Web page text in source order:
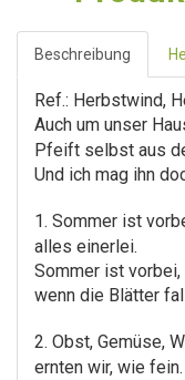
Beschreibung
Ref.: Herbstwind,
Auch um unser
Pfeift selbst aus
Und ich mag ihn
1. Sommer ist
alles einerlei.
Sommer ist vorbei,
wenn die Blätter
2. Obst, Gemüse,
ernten wir, wie fein.